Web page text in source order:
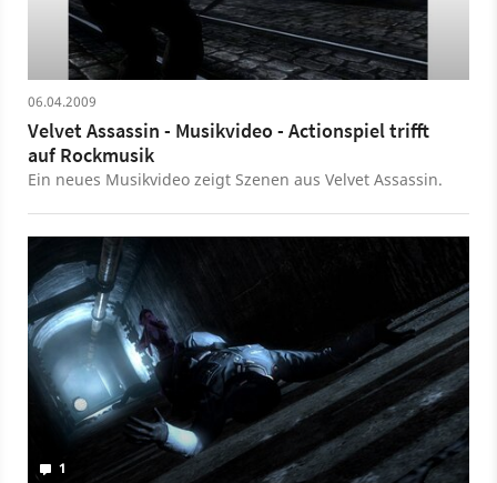
06.04.2009
Velvet Assassin - Musikvideo - Actionspiel trifft
auf Rockmusik
Ein neues Musikvideo zeigt Szenen aus Velvet Assassin.
1